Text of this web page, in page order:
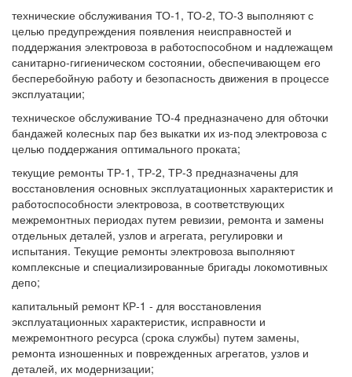
технические обслуживания ТО-1, ТО-2, ТО-3 выполняют с
целью предупреждения появления неисправностей и
поддержания электровоза в работоспособном и надлежащем
санитарно-гигиеническом состоянии, обеспечивающем его
бесперебойную работу и безопасность движения в процессе
эксплуатации;
техническое обслуживание ТО-4 предназначено для обточки
бандажей колесных пар без выкатки их из-под электровоза с
целью поддержания оптимального проката;
текущие ремонты ТР-1, ТР-2, ТР-3 предназначены для
восстановления основных эксплуатационных характеристик и
работоспособности электровоза, в соответствующих
межремонтных периодах путем ревизии, ремонта и замены
отдельных деталей, узлов и агрегата, регулировки и
испытания. Текущие ремонты электровоза выполняют
комплексные и специализированные бригады локомотивных
депо;
капитальный ремонт КР-1 - для восстановления
эксплуатационных характеристик, исправности и
межремонтного ресурса (срока службы) путем замены,
ремонта изношенных и поврежденных агрегатов, узлов и
деталей, их модернизации;